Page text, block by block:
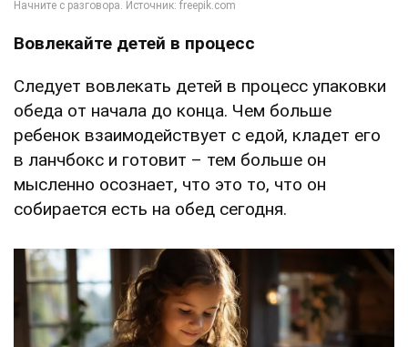
Вовлекайте детей в процесс
Следует вовлекать детей в процесс упаковки
обеда от начала до конца. Чем больше
ребенок взаимодействует с едой, кладет его
в ланчбокс и готовит – тем больше он
мысленно осознает, что это то, что он
собирается есть на обед сегодня.